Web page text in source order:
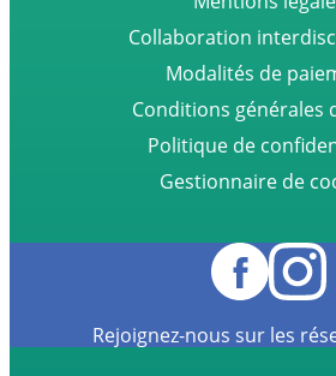
Collaboration
Modalités de
Conditions générales
Politique de
Gestionnaire de
Rejoignez-nous sur les